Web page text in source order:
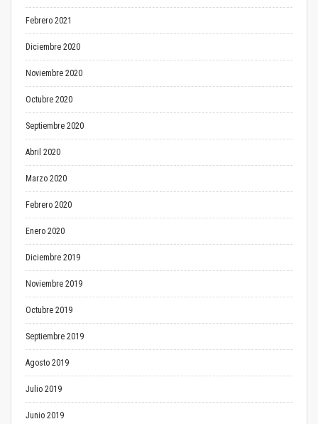
Febrero 2021
Diciembre 2020
Noviembre 2020
Octubre 2020
Septiembre 2020
Abril 2020
Marzo 2020
Febrero 2020
Enero 2020
Diciembre 2019
Noviembre 2019
Octubre 2019
Septiembre 2019
Agosto 2019
Julio 2019
Junio 2019